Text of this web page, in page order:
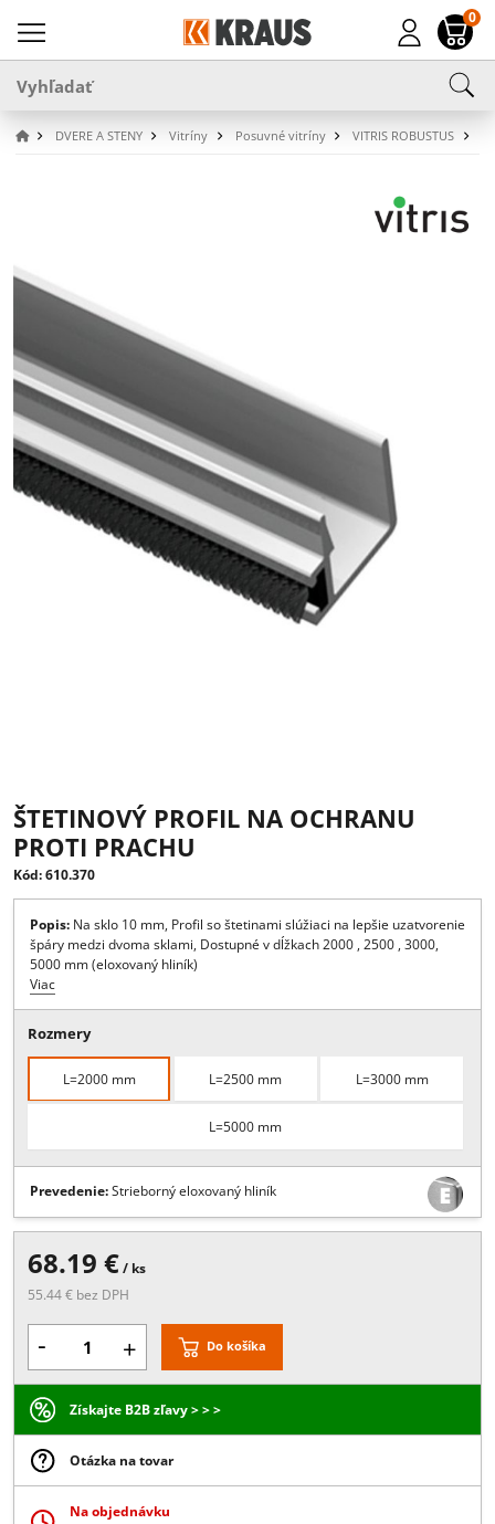
0
DVERE A STENY Vitríny Posuvné vitríny VITRIS ROBUSTUS
ŠTETINOVÝ PROFIL NA OCHRANU
PROTI PRACHU
Kód: 610.370
Popis: Na sklo 10 mm, Profil so štetinami slúžiaci na lepšie
špáry medzi dvoma sklami, Dostupné v dĺžkach 2000 , 2500 , 3000,
5000 mm (eloxovaný hliník)
Rozmery
L=2000 mm L=2500 mm L=3000 mm
Prevedenie:Strieborný eloxovaný hliník
68.19 €/ ks
55.44 € bez DPH
- +